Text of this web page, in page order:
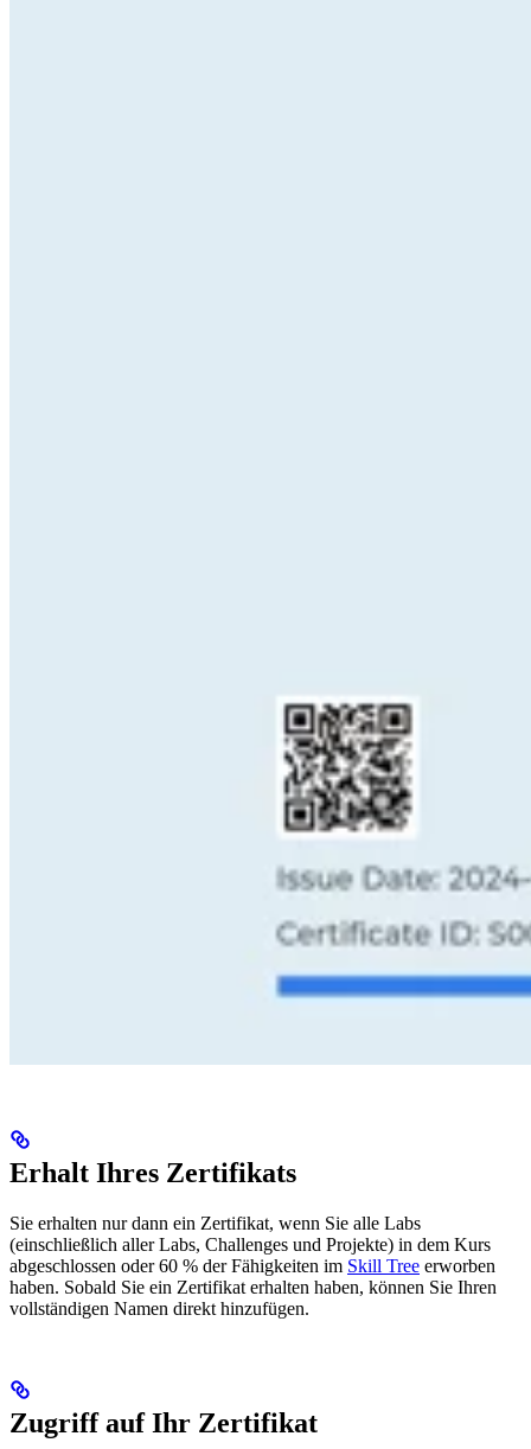
Erhalt Ihres Zertifikats
Sie erhalten nur dann ein Zertifikat, wenn Sie alle Labs
(einschließlich aller Labs, Challenges und Projekte) in dem Kurs
abgeschlossen oder 60 % der Fähigkeiten im Skill Tree erworben
haben. Sobald Sie ein Zertifikat erhalten haben, können Sie Ihren
vollständigen Namen direkt hinzufügen.
Zugriff auf Ihr Zertifikat